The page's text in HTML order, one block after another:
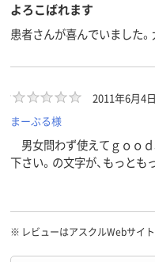
よろこばれます
患者さんが喜んでいました。
2011年6月4日
まーぶる様
男女問わず使えてｇｏｏ
下さい。の文字が、もっと
※ レビューはアスクルWebサイ